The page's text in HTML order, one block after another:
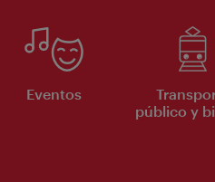
Eventos
público y